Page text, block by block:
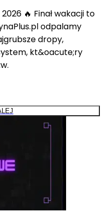
2026 🔥 Finał wakacji to
odpalamy
dropy,
kt&oacute;ry